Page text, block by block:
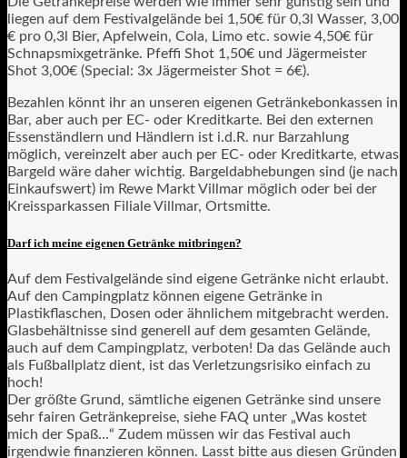
liegen auf dem Festivalgelände bei 1,50€ für 0,3l Wasser, 3,00
€ pro 0,3l Bier, Apfelwein, Cola, Limo etc. sowie 4,50€ für
Schnapsmixgetränke. Pfeffi Shot 1,50€ und Jägermeister
Shot 3,00€ (Special: 3x Jägermeister Shot = 6€).
Bezahlen könnt ihr an unseren eigenen Getränkebonkassen in
Bar, aber auch per EC- oder Kreditkarte. Bei den externen
Essenständlern und Händlern ist i.d.R. nur Barzahlung
möglich, vereinzelt aber auch per EC- oder Kreditkarte, etwas
Bargeld wäre daher wichtig. Bargeldabhebungen sind (je nach
Einkaufswert) im Rewe Markt Villmar möglich oder bei der
Kreissparkassen Filiale Villmar, Ortsmitte.
Darf ich meine eigenen Getränke mitbringen?
Auf dem Festivalgelände sind eigene Getränke nicht erlaubt.
Auf den Campingplatz können eigene Getränke in
Plastikflaschen, Dosen oder ähnlichem mitgebracht werden.
Glasbehältnisse sind generell auf dem gesamten Gelände,
auch auf dem Campingplatz, verboten! Da das Gelände auch
als Fußballplatz dient, ist das Verletzungsrisiko einfach zu
hoch!
Der größte Grund, sämtliche eigenen Getränke sind unsere
sehr fairen Getränkepreise, siehe FAQ unter „Was kostet
mich der Spaß…“ Zudem müssen wir das Festival auch
irgendwie finanzieren können. Lasst bitte aus diesen Gründen